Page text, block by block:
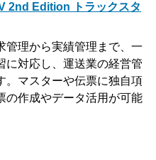
2nd Edition トラックスタ
管理から実績管理まで、一
に対応し、運送業の経営管
。マスターや伝票に独自項
の作成やデータ活用が可能